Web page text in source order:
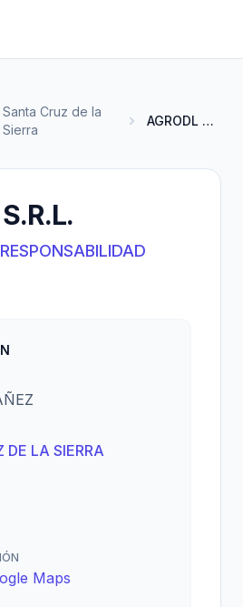
Santa Cruz de la
Sierra
AGRODL S.R.L.
DE LA SIERRA
Maps